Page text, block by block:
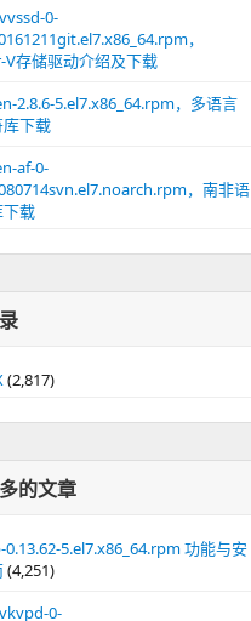
0-
，
V存储驱动介绍及下载
2.8.6-5.el7.x86_64.rpm，多语言
下载
af-0-
，南非语
下载
(2,817)
的文章
0.13.62-5.el7.x86_64.rpm 功能与安
(4,251)
0-